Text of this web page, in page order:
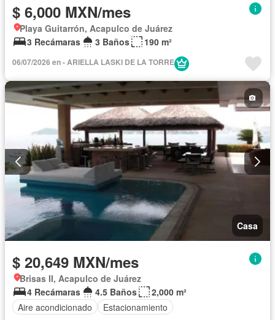
$ 6,000 MXN/mes
Playa Guitarrón, Acapulco de Juárez
3 Recámaras
3 Baños 190 m²
06/07/2026 en - ARIELLA LASKI DE LA TORRE
Casa
$ 20,649 MXN/mes
Brisas II, Acapulco de Juárez
4 Recámaras
4.5 Baños
2,000 m²
Aire acondicionado
Estacionamiento